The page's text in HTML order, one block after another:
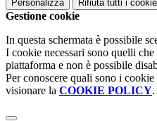
Personalizza Rifiuta tutti i
Gestione cookie
In questa schermata è possibile
I cookie necessari sono quelli
piattaforma e non è possibile
Per conoscere quali sono i
visionare la COOKIE POLICY.